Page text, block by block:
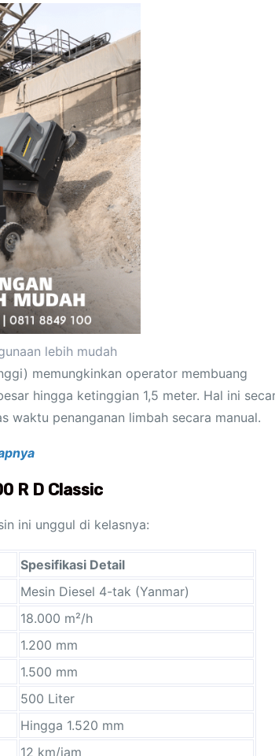
lebih mudah
memungkinkan operator membuang
hingga ketinggian 1,5 meter. Hal ini
waktu penanganan limbah secara manual.
R D Classic
ini unggul di kelasnya:
Spesifikasi Detail
Mesin Diesel 4-tak (Yanmar)
18.000 m²/h
1.200 mm
1.500 mm
500 Liter
Hingga 1.520 mm
12 km/jam